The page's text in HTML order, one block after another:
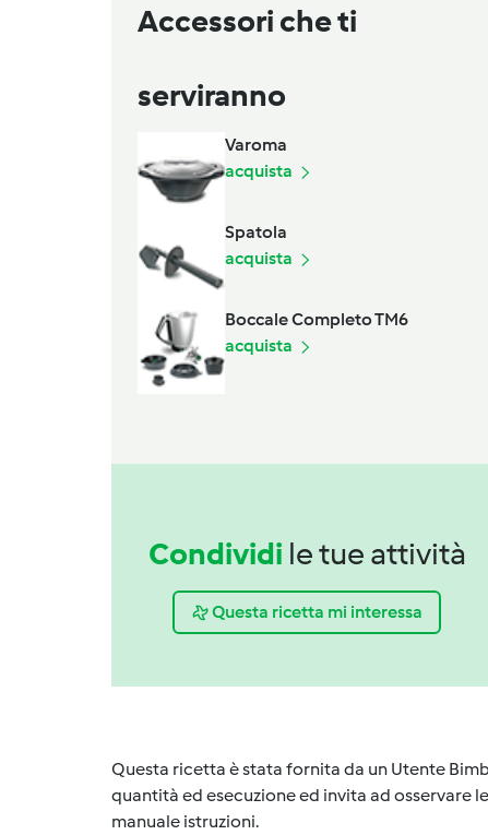
Accessori che ti
serviranno
Varoma
acquista
Spatola
acquista
Boccale Completo TM6
acquista
Condividi le tue attività
Questa ricetta mi interessa
Questa ricetta è stata fornita da un Utente
quantità ed esecuzione ed invita ad osservare
manuale istruzioni.